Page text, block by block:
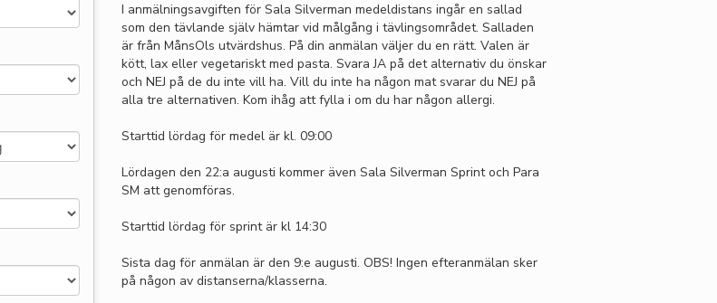
I anmälningsavgiften för Sala Silverman medeldistans ingår en sallad
som den tävlande själv hämtar vid målgång i tävlingsområdet. Salladen
är från MånsOls utvärdshus. På din anmälan väljer du en rätt. Valen är
kött, lax eller vegetariskt med pasta. Svara JA på det alternativ du önskar
och NEJ på de du inte vill ha. Vill du inte ha någon mat svarar du NEJ på
alla tre alternativen. Kom ihåg att fylla i om du har någon allergi.
Starttid lördag för medel är kl. 09:00
Lördagen den 22:a augusti kommer även Sala Silverman Sprint och Para
SM att genomföras.
Starttid lördag för sprint är kl 14:30
Sista dag för anmälan är den 9:e augusti. OBS! Ingen efteranmälan sker
på någon av distanserna/klasserna.